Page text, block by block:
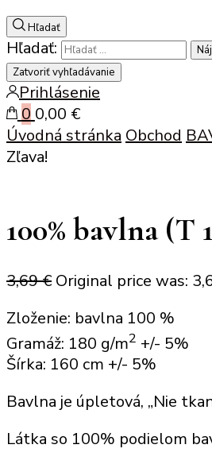
Hľadať
Hľadať:
Zatvoriť vyhľadávanie
Prihlásenie
0 0,00 €
Úvodná stránka Obchod
Zľava!
100% bavlna (T
3,69€ Original price was:
Zloženie: bavlna 100 %
Gramáž: 180 g/m2 +/- 5%
Šírka: 160 cm +/- 5%
Bavlna je úpletová, „Nie
Látka so 100% podielom